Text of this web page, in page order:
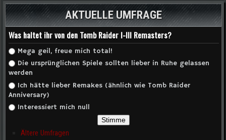
AKTUELLE UMFRAGE
Was haltet ihr von den Tomb Raider I-III Remasters?
Auswahlmöglichkeiten
Mega geil, freue mich total!
Die ursprünglichen Spiele sollten lieber in Ruhe gelassen
werden
Ich hätte lieber Remakes (ähnlich wie Tomb Raider
Anniversary)
Interessiert mich null
Ältere Umfragen